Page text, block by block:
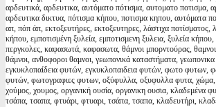
αρδευτικά, αρδευτικα, αυτόματο πότισμα, αυτοματο ποτισμα,
αρδευτικα δικτυα, πότισμα κήπου, ποτισμα κηπου, αυτόματα
απ, πόπ άπ, εκτοξευτήρες, εκτοξευτηρες, λάστιχα ποτίσματος,
κήπου, εμποτισμένη ξυλεία, εμποτισμενη ξυλεια, ξυλεία
περγκολες, καφασωτά, καφασωτα, θάμνοι μπορντούρας,
θάμνοι, ανθοφοροι θαμνοι, γεωπονικά καταστήματα,
εγκυκλοπαίδεια φυτών, εγκυκλοπαιδεια φυτών, φωτο φυτων,
φυτών, φωτογραφιες φυτων, οξύφυλλα, οξυφυλλα φυτα,
χούμος, χουμος, οργανική ουσία, οργανικη ουσια, κλαδεμένα
τσάπα, τσαπα, φτυάρι, φτυαρι, τσάπα, τσαπα, κλαδευτήρι,